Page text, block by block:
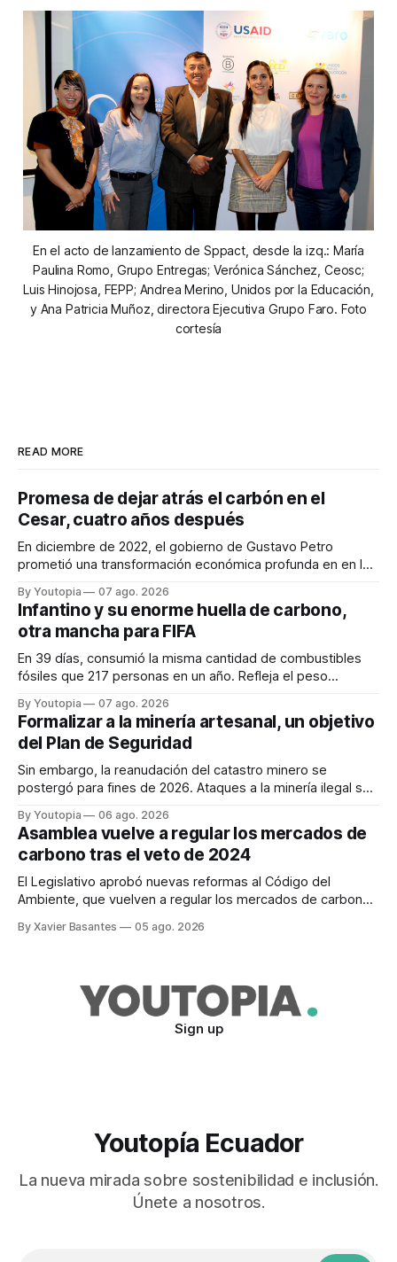
En el acto de lanzamiento de Sppact, desde la izq.: María
Paulina Romo, Grupo Entregas; Verónica Sánchez, Ceosc;
Luis Hinojosa, FEPP; Andrea Merino, Unidos por la Educación,
y Ana Patricia Muñoz, directora Ejecutiva Grupo Faro. Foto
cortesía
READ MORE
Promesa de dejar atrás el carbón en el
Cesar, cuatro años después
En diciembre de 2022, el gobierno de Gustavo Petro
prometió una transformación económica profunda en en la
By Youtopia 07 ago. 2026
Infantino y su enorme huella de carbono,
otra mancha para FIFA
En 39 días, consumió la misma cantidad de combustibles
fósiles que 217 personas en un año. Refleja el peso
By Youtopia 07 ago. 2026
Formalizar a la minería artesanal, un objetivo
del Plan de Seguridad
Sin embargo, la reanudación del catastro minero se
postergó para fines de 2026. Ataques a la minería ilegal se
By Youtopia 06 ago. 2026
Asamblea vuelve a regular los mercados de
carbono tras el veto de 2024
El Legislativo aprobó nuevas reformas al Código del
Ambiente, que vuelven a regular los mercados de carbono,
By Xavier Basantes 05 ago. 2026
Sign up
Youtopía Ecuador
La nueva mirada sobre sostenibilidad e inclusión.
Únete a nosotros.